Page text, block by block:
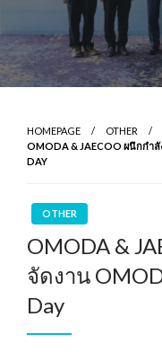
HOMEPAGE
OTHER
OMODA & JAECOO ผนึกกำลั
DAY
OTHER
OMODA &
จัดงาน
Day